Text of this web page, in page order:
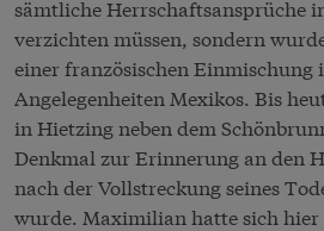
sämtliche Herrschaftsansprüche
verzichten müssen, sondern
einer französischen Einmischung
Angelegenheiten Mexikos. Bis
in Hietzing neben dem
Denkmal zur Erinnerung an den
nach der Vollstreckung seines
wurde. Maximilian hatte sich hier